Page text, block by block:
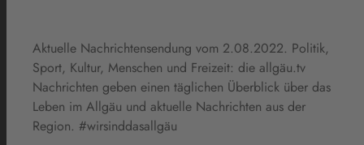
Aktuelle Nachrichtensendung vom 2.08.2022. Politik,
Sport, Kultur, Menschen und Freizeit: die allgäu.tv
Nachrichten geben einen täglichen Überblick über das
Leben im Allgäu und aktuelle Nachrichten aus der
Region. #wirsinddasallgäu